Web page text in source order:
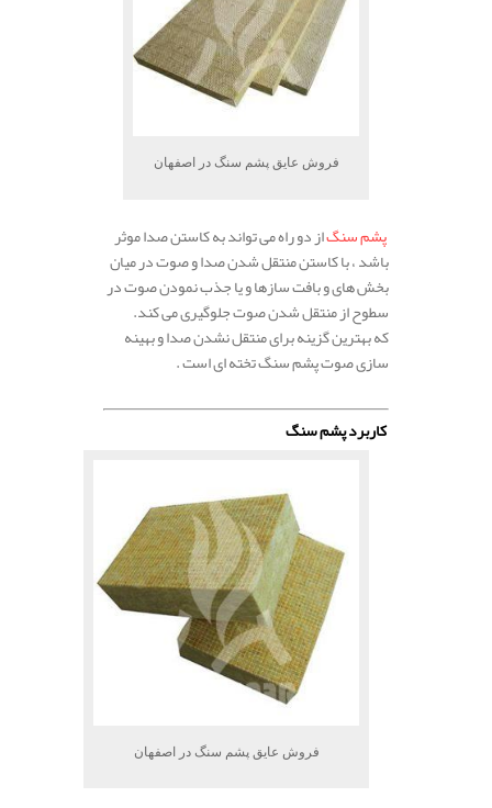
فروش عایق پشم سنگ در اصفهان
پشم سنگاز دو راه می تواند به کاستن صدا موثر
باشد ، با کاستن منتقل شدن صدا و صوت در میان
بخش های و بافت سازها و یا جذب نمودن صوت در
سطوح از منتقل شدن صوت جلوگیری می کند.
که بهترین گزینه برای منتقل نشدن صدا و بهینه
سازی صوت پشم سنگ تخته ای است .
کاربرد پشم سنگ
فروش عایق پشم سنگ در اصفهان